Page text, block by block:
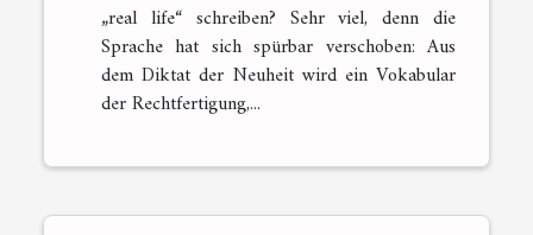
„real life“ schreiben? Sehr viel, denn die
Sprache hat sich spürbar verschoben: Aus
dem Diktat der Neuheit wird ein Vokabular
der Rechtfertigung,...